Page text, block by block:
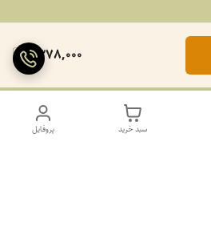
1,378,000
پروفایل سبد خرید